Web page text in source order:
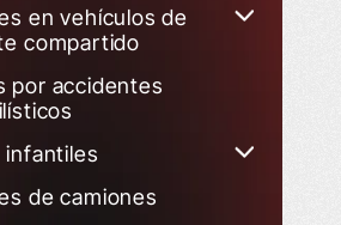
en vehículos de
compartido
de Lyft
por accidentes
infantiles
de camiones